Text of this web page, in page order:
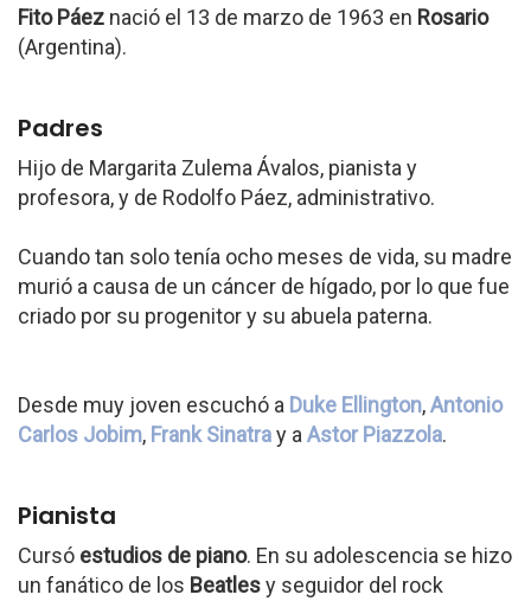
Fito Páez nació el 13 de marzo de 1963 en Rosario
(Argentina).
Padres
Hijo de Margarita Zulema Ávalos, pianista y
profesora, y de Rodolfo Páez, administrativo.
Cuando tan solo tenía ocho meses de vida, su madre
murió a causa de un cáncer de hígado, por lo que fue
criado por su progenitor y su abuela paterna.
Desde muy joven escuchó a Duke Ellington,Antonio
Carlos Jobim, Frank Sinatray a Astor Piazzola.
Pianista
Cursó estudios de piano. En su adolescencia se hizo
un fanático de los Beatlesy seguidor del rock